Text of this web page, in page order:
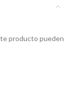
producto pueden